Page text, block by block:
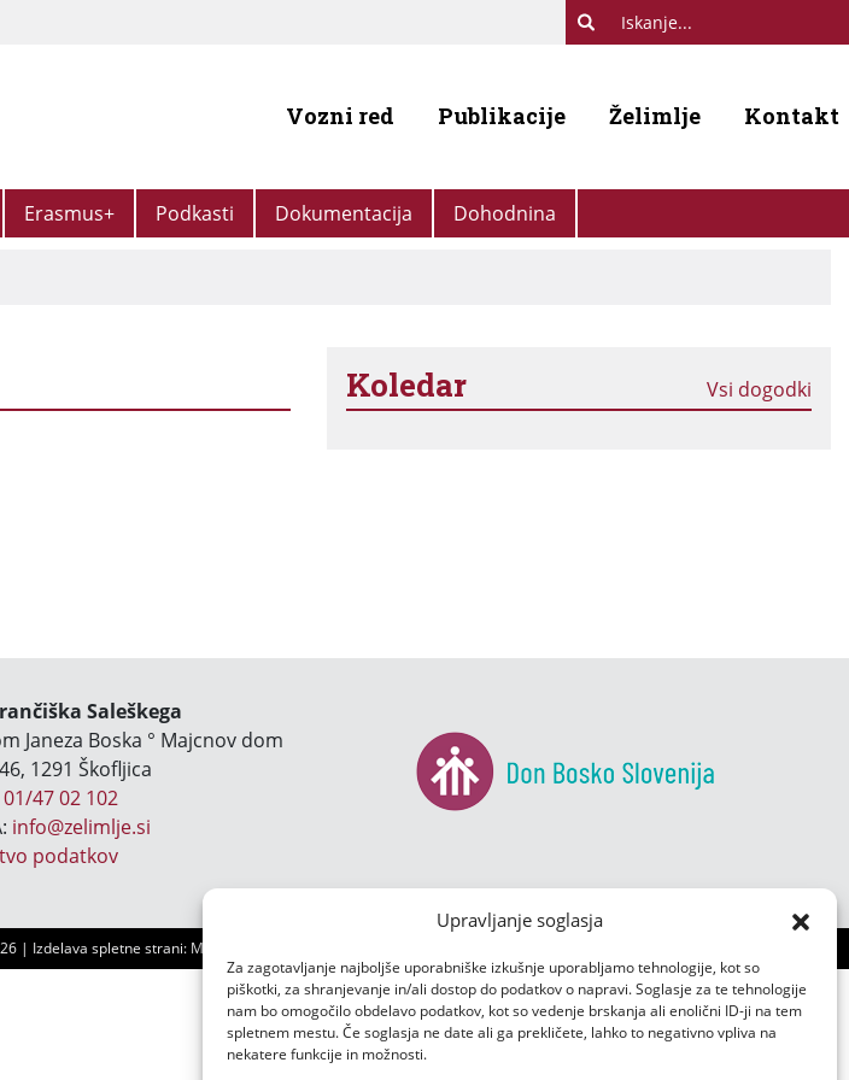
Upravljanje soglasja
Za zagotavljanje najboljše uporabniške izkušnje uporabljamo tehnologije, kot so
piškotki, za shranjevanje in/ali dostop do podatkov o napravi. Soglasje za te tehnologije
nam bo omogočilo obdelavo podatkov, kot so vedenje brskanja ali enolični ID-ji na tem
spletnem mestu. Če soglasja ne date ali ga prekličete, lahko to negativno vpliva na
nekatere funkcije in možnosti.
Vozni red Publikacije Želimlje Kontakt
Erasmus+ Podkasti Dokumentacija Dohodnina
Koledar Vsi dogodki
Saleškega
Janeza Boska ° Majcnov dom
1291 Škofljica
01/47 02 102
info@zelimlje.si
podatkov
| Izdelava spletne strani: Ms3 d.o.o.